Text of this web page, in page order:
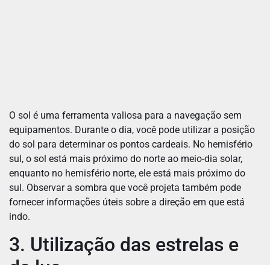
O sol é uma ferramenta valiosa para a navegação sem
equipamentos. Durante o dia, você pode utilizar a posição
do sol para determinar os pontos cardeais. No hemisfério
sul, o sol está mais próximo do norte ao meio-dia solar,
enquanto no hemisfério norte, ele está mais próximo do
sul. Observar a sombra que você projeta também pode
fornecer informações úteis sobre a direção em que está
indo.
3. Utilização das estrelas e